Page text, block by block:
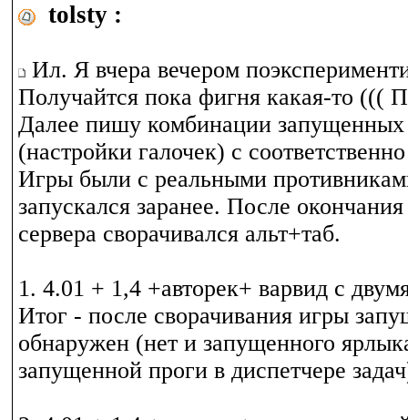
tolsty :
Ил. Я вчера вечером
Получайтся пока фигня какая-то (((
Далее пишу комбинации запущенных
(настройки галочек) с
Игры были с реальными
запускался заранее. После
сервера сворачивался альт+таб.
1. 4.01 + 1,4 +авторек+ варвид с
Итог - после сворачивания игры
обнаружен (нет и запущенного
запущенной проги в диспетчере